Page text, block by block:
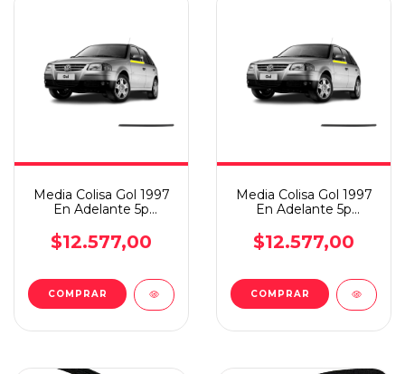
Media Colisa Gol 1997
En Adelante 5p
$12.577,00
Media Colisa Gol 1997
En Adelante 5p
$12.577,00